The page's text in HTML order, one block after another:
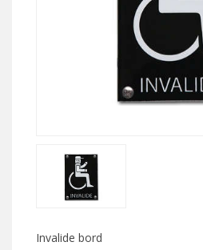
Invalide bord